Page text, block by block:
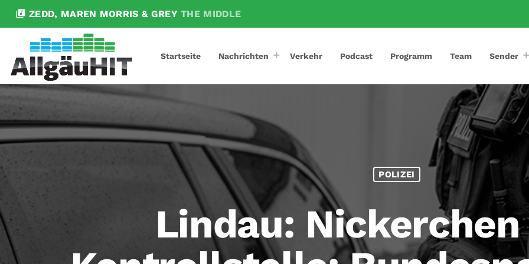
library_music ZEDD, MAREN MORRIS & GREY THE MIDDLE
Startseite Nachrichten Verkehr Podcast Programm Team Sender
POLIZEI
Lindau: